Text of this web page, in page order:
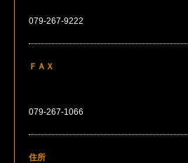
079-267-9222
ＦＡＸ
079-267-1066
住所